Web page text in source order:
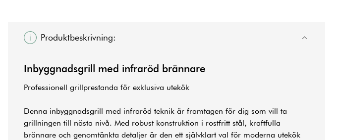
Produktbeskrivning:
Inbyggnadsgrill med infraröd brännare
Professionell grillprestanda för exklusiva utekök
Denna inbyggnadsgrill med infraröd teknik är framtagen för dig som vill ta
grillningen till nästa nivå. Med robust konstruktion i rostfritt stål, kraftfulla
brännare och genomtänkta detaljer är den ett självklart val för moderna utekök